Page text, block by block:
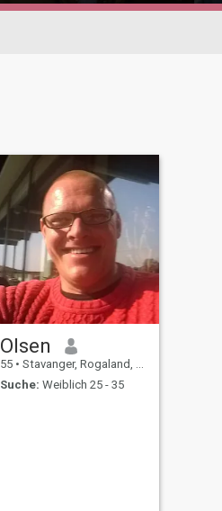
Olsen
55 • Stavanger, Rogaland, Norwegen
Suche: Weiblich 25 - 35